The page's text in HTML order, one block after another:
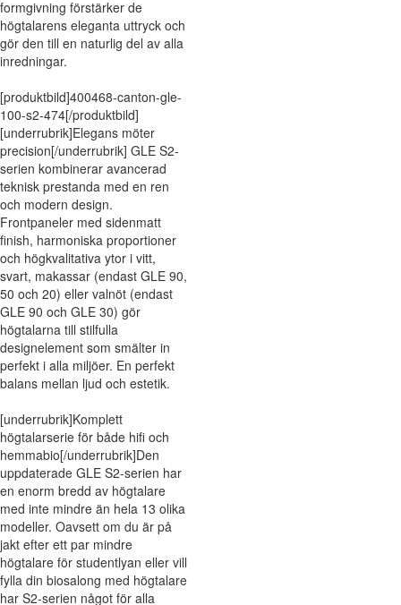
formgivning förstärker de
högtalarens eleganta uttryck och
gör den till en naturlig del av alla
inredningar.
[produktbild]400468-canton-gle-
100-s2-474[/produktbild]
[underrubrik]Elegans möter
precision[/underrubrik] GLE S2-
serien kombinerar avancerad
teknisk prestanda med en ren
och modern design.
Frontpaneler med sidenmatt
finish, harmoniska proportioner
och högkvalitativa ytor i vitt,
svart, makassar (endast GLE 90,
50 och 20) eller valnöt (endast
GLE 90 och GLE 30) gör
högtalarna till stilfulla
designelement som smälter in
perfekt i alla miljöer. En perfekt
balans mellan ljud och estetik.
[underrubrik]Komplett
högtalarserie för både hifi och
hemmabio[/underrubrik]Den
uppdaterade GLE S2-serien har
en enorm bredd av högtalare
med inte mindre än hela 13 olika
modeller. Oavsett om du är på
jakt efter ett par mindre
högtalare för studentlyan eller vill
fylla din biosalong med högtalare
har S2-serien något för alla